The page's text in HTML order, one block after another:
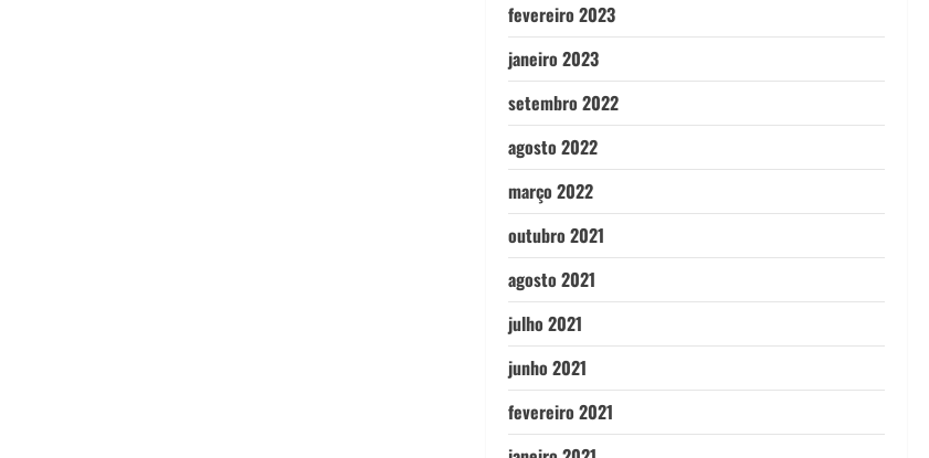
fevereiro 2023
janeiro 2023
setembro 2022
agosto 2022
março 2022
outubro 2021
agosto 2021
julho 2021
junho 2021
fevereiro 2021